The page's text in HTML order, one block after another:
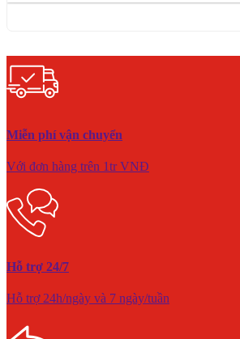
Miễn phí vận chuyển
Với đơn hàng trên 1tr VNĐ
Hỗ trợ 24/7
Hỗ trợ 24h/ngày và 7 ngày/tuần